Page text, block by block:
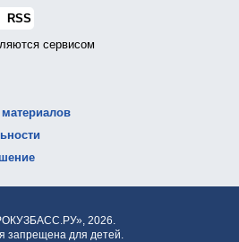
RSS
сервисом
2026.
запрещена для детей.